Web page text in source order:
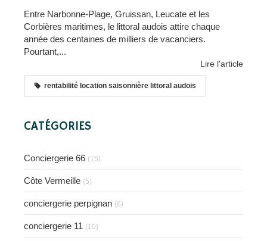
Entre Narbonne-Plage, Gruissan, Leucate et les
Corbières maritimes, le littoral audois attire chaque
année des centaines de milliers de vacanciers.
Pourtant,...
Lire l'article
rentabilité location saisonnière littoral audois
CATÉGORIES
Conciergerie 66 (15)
Côte Vermeille (5)
conciergerie perpignan (6)
conciergerie 11 (10)